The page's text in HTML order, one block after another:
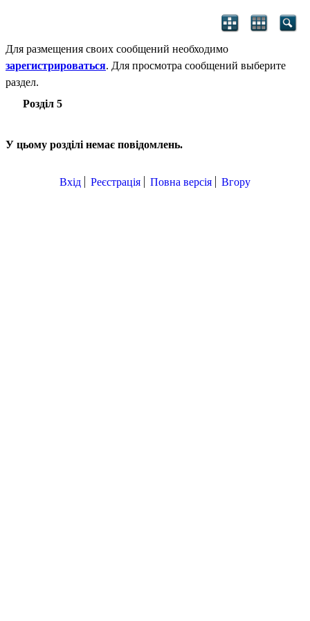
Для размещения своих сообщений необходимо
зарегистрироваться. Для просмотра сообщений выберите
раздел.
Розділ 5
У цьому розділі немає повідомлень.
Вхід Реєстрація Повна версія Вгору